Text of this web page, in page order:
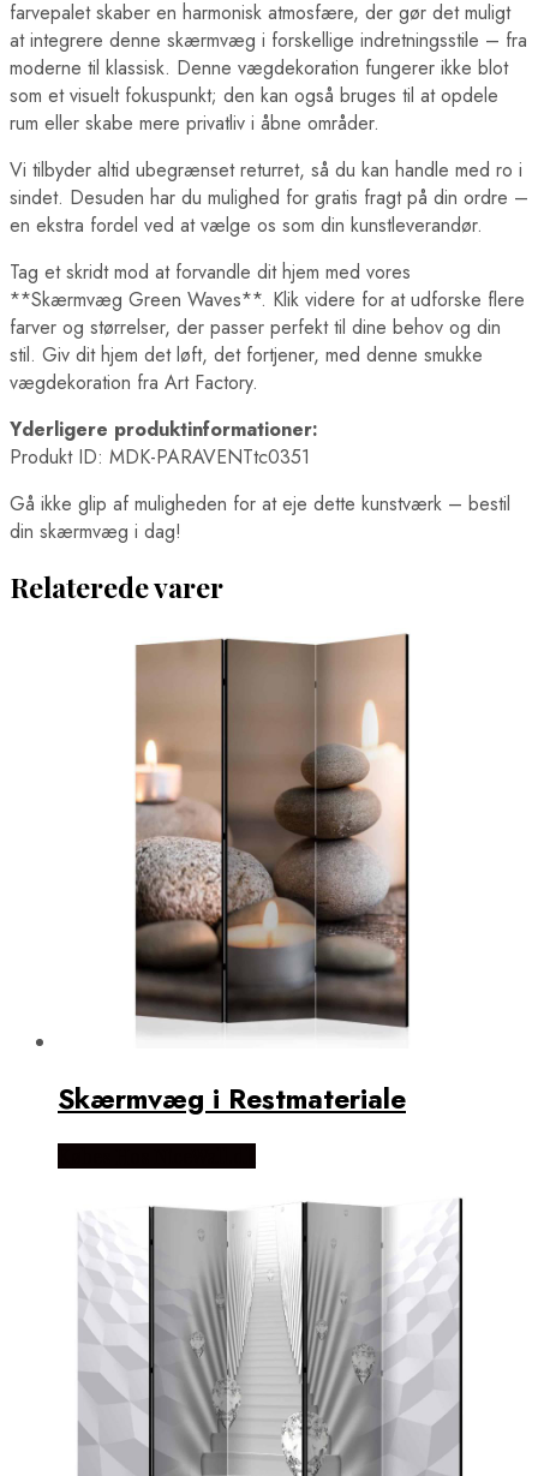
farvepalet skaber en harmonisk atmosfære, der gør det muligt
at integrere denne skærmvæg i forskellige indretningsstile – fra
moderne til klassisk. Denne vægdekoration fungerer ikke blot
som et visuelt fokuspunkt; den kan også bruges til at opdele
rum eller skabe mere privatliv i åbne områder.
Vi tilbyder altid ubegrænset returret, så du kan handle med ro i
sindet. Desuden har du mulighed for gratis fragt på din ordre –
en ekstra fordel ved at vælge os som din kunstleverandør.
Tag et skridt mod at forvandle dit hjem med vores
**Skærmvæg Green Waves**. Klik videre for at udforske flere
farver og størrelser, der passer perfekt til dine behov og din
stil. Giv dit hjem det løft, det fortjener, med denne smukke
vægdekoration fra Art Factory.
Yderligere produktinformationer:
Produkt ID: MDK-PARAVENTtc0351
Gå ikke glip af muligheden for at eje dette kunstværk – bestil
din skærmvæg i dag!
Relaterede varer
Skærmvæg i Restmateriale